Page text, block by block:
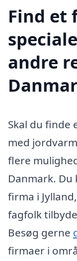
Find et
andre
Skal du finde
med
flere
Danmark.
firma i
fagfolk
Besøg gerne
firmaer i